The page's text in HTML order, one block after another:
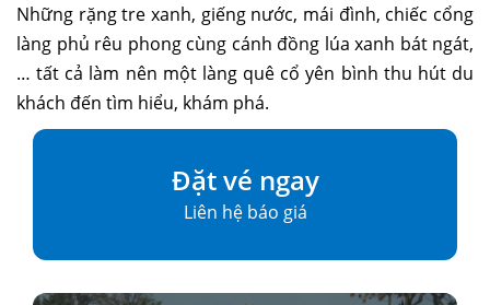
Những rặng tre xanh, giếng nước, mái đình, chiếc cổng
làng phủ rêu phong cùng cánh đồng lúa xanh bát ngát,
… tất cả làm nên một làng quê cổ yên bình thu hút du
khách đến tìm hiểu, khám phá.
Đặt vé ngay
Liên hệ báo giá